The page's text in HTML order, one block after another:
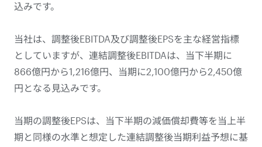
込みです。
当社は、調整後EBITDA及び調整後EPSを主な経営指標
としていますが、連結調整後EBITDAは、当下半期に
866億円から1,216億円、当期に2,100億円から2,450億
円となる見込みです。
当期の調整後EPSは、当下半期の減価償却費等を当上半
期と同様の水準と想定した連結調整後当期利益予想に基